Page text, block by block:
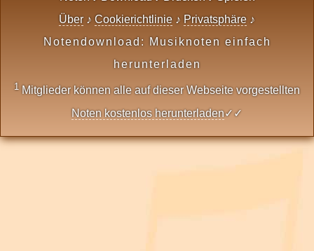
Über ♪ Cookierichtlinie ♪ Privatsphäre ♪
Notendownload: Musiknoten einfach
herunterladen
1 Mitglieder können alle auf dieser Webseite vorgestellten
Noten kostenlos herunterladen✓✓